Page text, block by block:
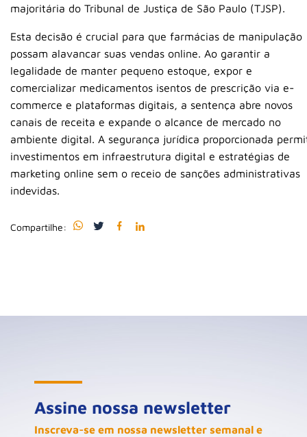
majoritária do Tribunal de Justiça de São Paulo (TJSP).
Esta decisão é crucial para que farmácias de manipulação
possam alavancar suas vendas online. Ao garantir a
legalidade de manter pequeno estoque, expor e
comercializar medicamentos isentos de prescrição via e-
commerce e plataformas digitais, a sentença abre novos
canais de receita e expande o alcance de mercado no
ambiente digital. A segurança jurídica proporcionada
investimentos em infraestrutura digital e estratégias de
marketing online sem o receio de sanções administrativas
indevidas.
Compartilhe:
Assine nossa newsletter
Inscreva-se em nossa newsletter semanal e